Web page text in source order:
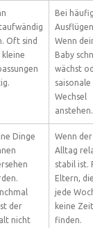
Oft sind
kleine
Bei
Wenn
Baby
wächst
saisonale
Wechsel
anstehen.
Dinge
der
nicht
Wenn der
Alltag
stabil ist.
Eltern,
jede
keine Zeit
finden.